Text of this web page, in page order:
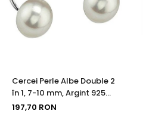
Seturi Perle cu Argint
Brățări cu Perle
Pandantive cu Perle
Cercei Perle Albe Double 2
în 1, 7-10 mm, Argint 925
Placat cu Platină |
197,70 RON